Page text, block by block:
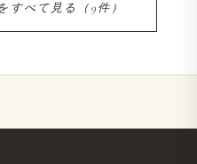
すべて​見る​（9件）